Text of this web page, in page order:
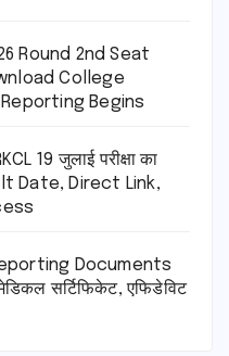
Round 2nd Seat
College
Begins
19 जुलाई परीक्षा का
Date, Direct Link,
Documents
सर्टिफिकेट, एफिडेविट